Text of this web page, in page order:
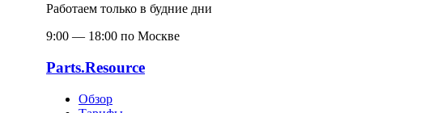
Работаем только в будние дни
9:00 — 18:00 по Москве
Parts.Resource
Обзор